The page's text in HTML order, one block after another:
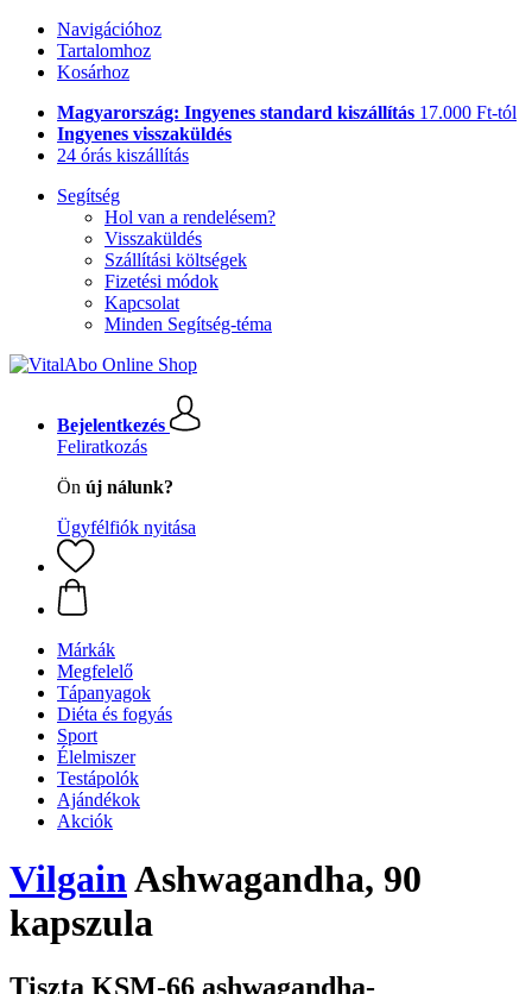
Navigációhoz
Tartalomhoz
Kosárhoz
Magyarország: Ingyenes standard kiszállítás 17.000 Ft-tól
Ingyenes visszaküldés
24 órás kiszállítás
Segítség
Hol van a rendelésem?
Visszaküldés
Szállítási költségek
Fizetési módok
Kapcsolat
Minden Segítség-téma
Bejelentkezés
Feliratkozás
Ön új nálunk?
Ügyfélfiók nyitása
Márkák
Megfelelő
Tápanyagok
Diéta és fogyás
Sport
Élelmiszer
Testápolók
Ajándékok
Akciók
VilgainAshwagandha, 90
kapszula
Tiszta KSM-66 ashwagandha-